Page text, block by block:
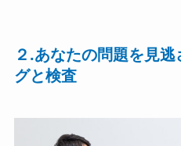
２.あなたの問題を見
グと検査